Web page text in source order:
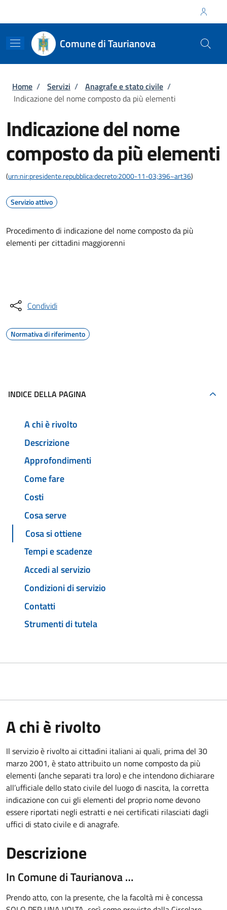
Comune di Taurianova
Briciole di pane
Home / Servizi / Anagrafe e stato civile /
Indicazione del nome composto da più elementi
Indicazione del nome
composto da più elementi
(urn:nir:presidente.repubblica:decreto:2000-11-03;396~art36)
Servizio attivo
Procedimento di indicazione del nome composto da più
elementi per cittadini maggiorenni
Condividi
Normativa di riferimento
INDICE DELLA PAGINA
A chi è rivolto
Descrizione
Approfondimenti
Come fare
Costi
Cosa serve
Cosa si ottiene
Tempi e scadenze
Accedi al servizio
Condizioni di servizio
Contatti
Strumenti di tutela
A chi è rivolto
Il servizio è rivolto ai cittadini italiani ai quali, prima del 30
marzo 2001, è stato attribuito un nome composto da più
elementi (anche separati tra loro) e che intendono dichiarare
all’ufficiale dello stato civile del luogo di nascita, la corretta
indicazione con cui gli elementi del proprio nome devono
essere riportati negli estratti e nei certificati rilasciati dagli
uffici di stato civile e di anagrafe.
Descrizione
In Comune di Taurianova …
Prendo atto, con la presente, che la facoltà mi è concessa